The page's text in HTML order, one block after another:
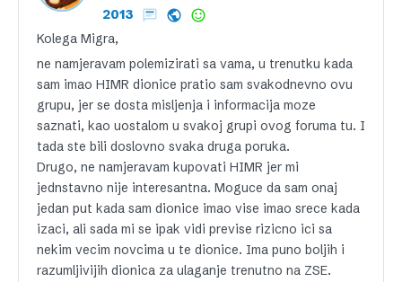
2013
Kolega Migra,
ne namjeravam polemizirati sa vama, u trenutku kada
sam imao HIMR dionice pratio sam svakodnevno ovu
grupu, jer se dosta misljenja i informacija moze
saznati, kao uostalom u svakoj grupi ovog foruma tu. I
tada ste bili doslovno svaka druga poruka.
Drugo, ne namjeravam kupovati HIMR jer mi
jednstavno nije interesantna. Moguce da sam onaj
jedan put kada sam dionice imao vise imao srece kada
izaci, ali sada mi se ipak vidi previse rizicno ici sa
nekim vecim novcima u te dionice. Ima puno boljih i
razumljivijih dionica za ulaganje trenutno na ZSE.